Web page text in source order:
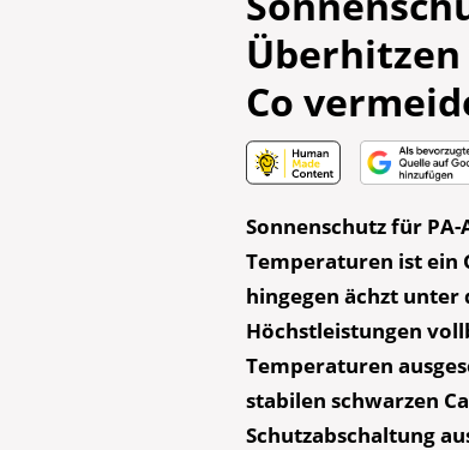
Co
Sonnenschutz für
Temperaturen ist ein
hingegen ächzt unter
Höchstleistungen
Temperaturen
stabilen schwarzen
Schutzabschaltung